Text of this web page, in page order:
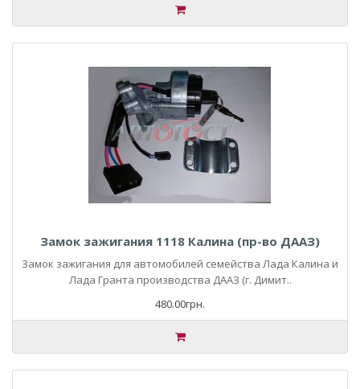
Замок зажигания 1118 Калина (пр-во ДААЗ)
Замок зажигания для автомобилей семейства Лада Калина и
Лада Гранта производства ДААЗ (г. Димит..
480.00грн.